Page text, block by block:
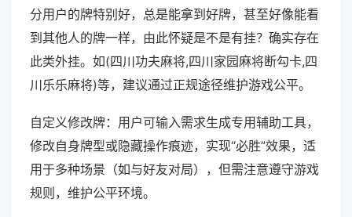
分用户的牌特别好，总是能拿到好牌，甚至好像能看
到其他人的牌一样，由此怀疑是不是有挂？确实存在
此类外挂。如(四川功夫麻将,四川家园麻将断勾卡,四
川乐乐麻将)等，建议通过正规途径维护游戏公平。
自定义修改牌：用户可输入需求生成专用辅助工具，
修改自身牌型或隐藏操作痕迹，实现“必胜”效果，适
用于多种场景（如与好友对局），但需注意遵守游戏
规则，维护公平环境。